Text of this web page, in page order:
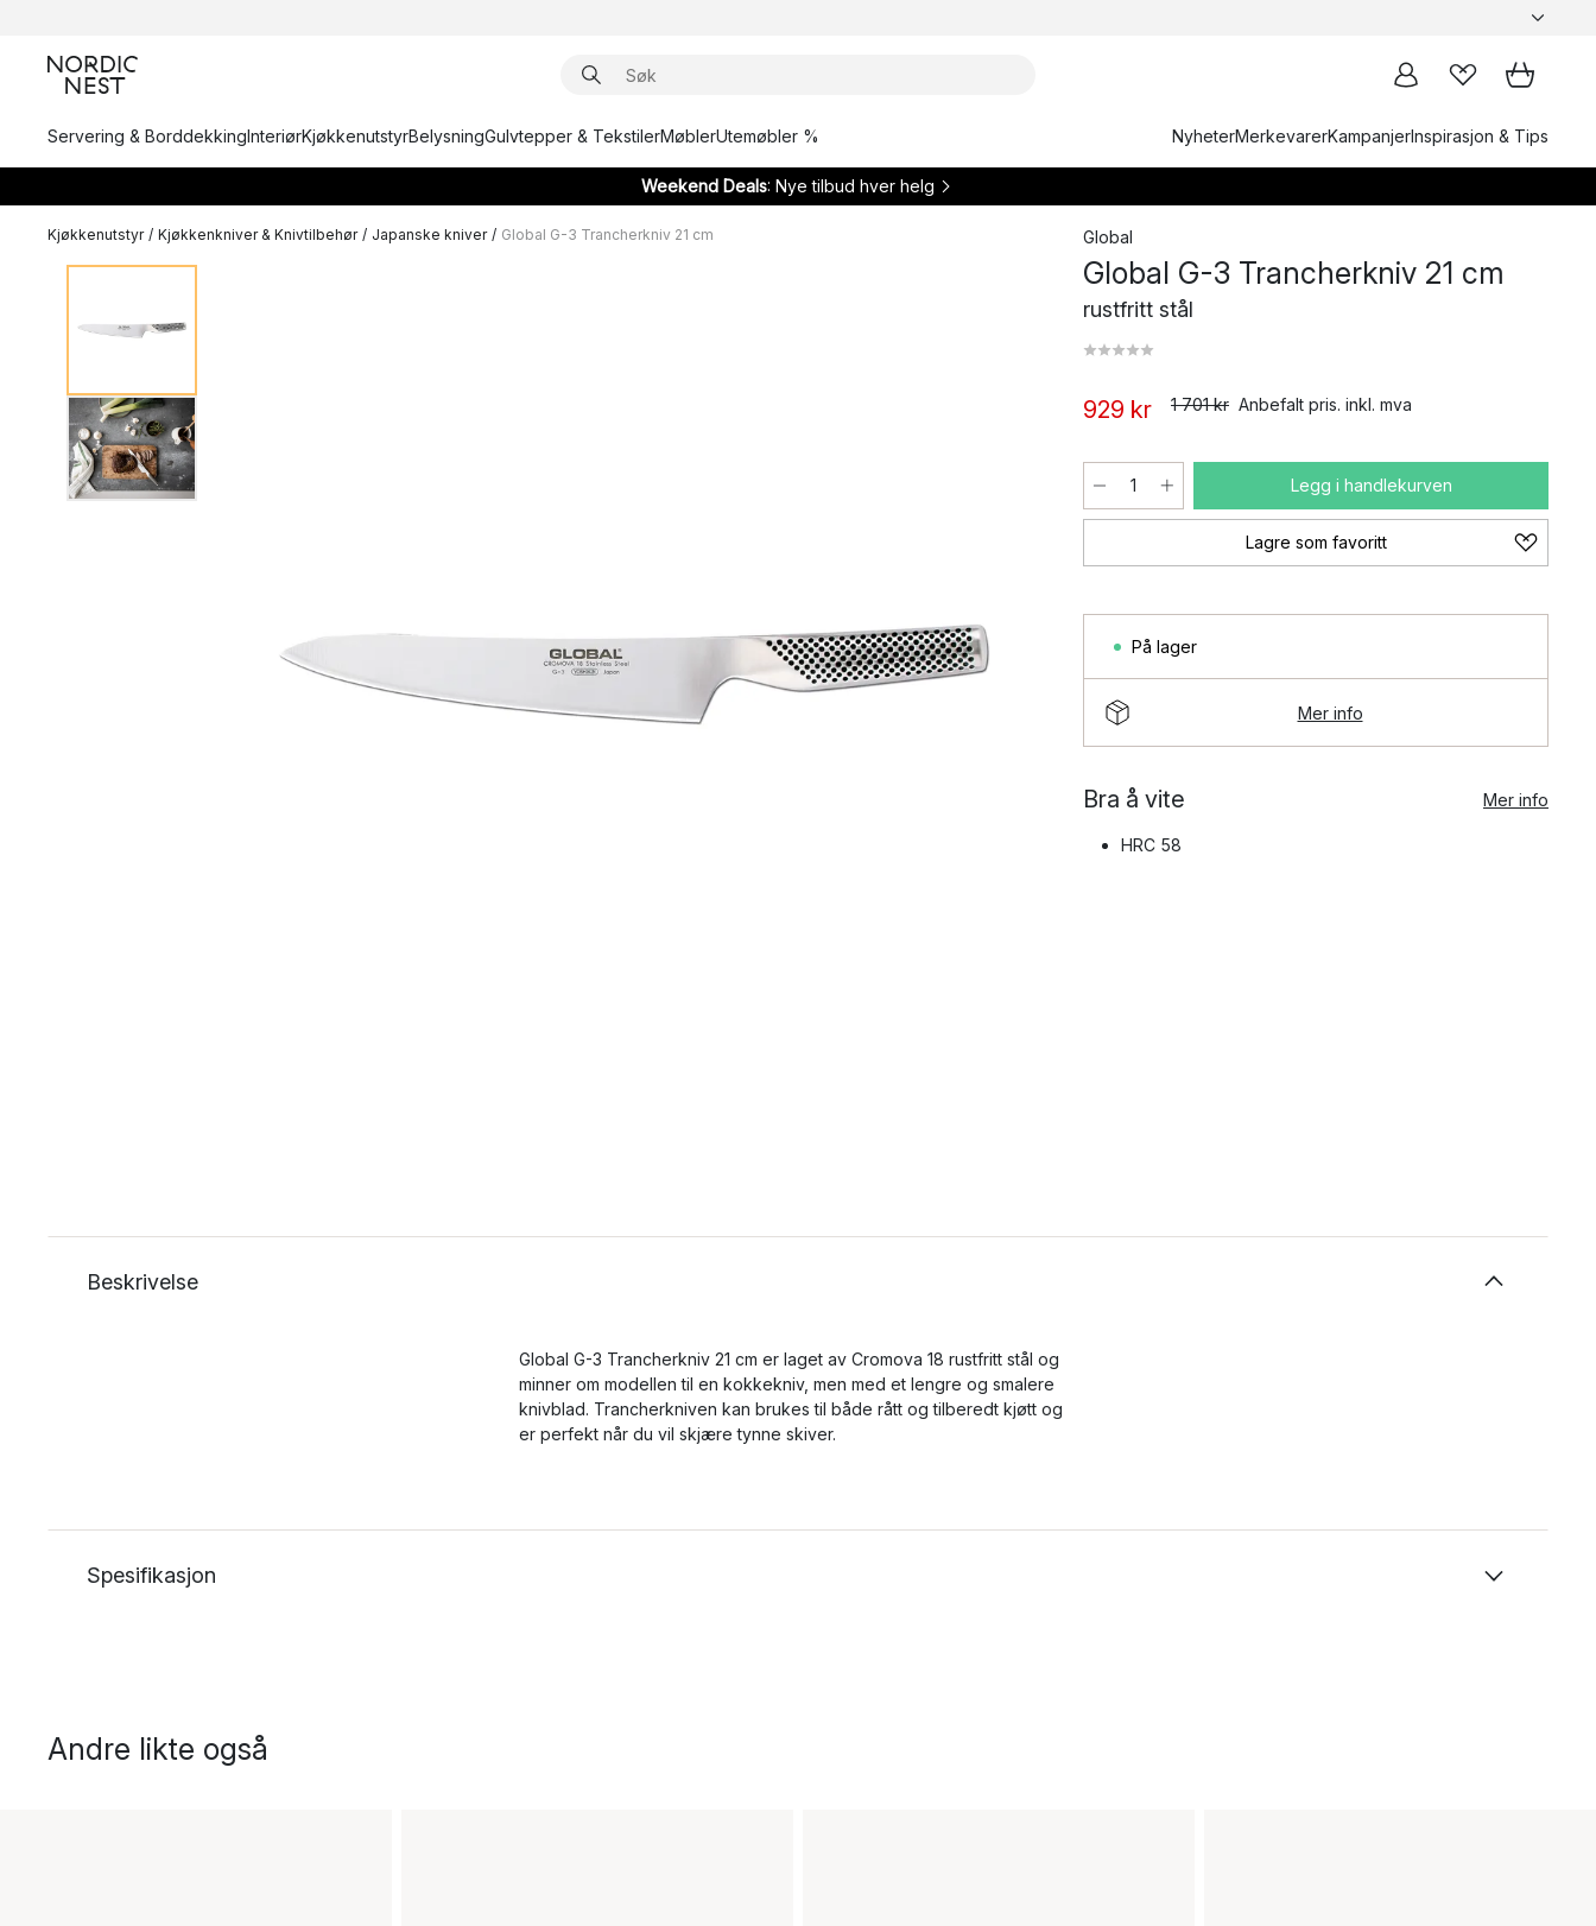
Servering & BorddekkingInteriørKjøkkenutstyrBelysningGulvtepper & TekstilerMøblerUtemøbler % NyheterMerkevarerKampanjerInspirasjon & Tips
Weekend Deals: Nye tilbud hver helg
Kjøkkenutstyr / Kjøkkenkniver & Knivtilbehør / Japanske kniver / Global G-3 Trancherkniv 21 cm Global
Global G-3 Trancherkniv 21 cm
rustfritt stål
929 kr 1 701 kr Anbefalt pris. inkl. mva
Legg i handlekurven
Lagre som favoritt
På lager
Mer info
Bra å vite Mer info
HRC 58
Beskrivelse
Global G-3 Trancherkniv 21 cm er laget av Cromova 18 rustfritt stål og
minner om modellen til en kokkekniv, men med et lengre og smalere
knivblad. Trancherkniven kan brukes til både rått og tilberedt kjøtt og
er perfekt når du vil skjære tynne skiver.
Spesifikasjon
Andre likte også